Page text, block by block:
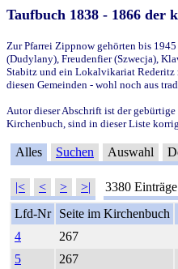
Taufbuch 1838 - 1866
Zur Pfarrei Zippnow gehörten bis
(Dudylany), Freudenfier (Szwecja),
Stabitz und ein Lokalvikariat Rederitz
diesen Gemeinden - wohl noch aus
Autor dieser Abschrift ist der
Kirchenbuch, sind in dieser Liste
Alles Suchen Auswahl
|< < > >| 3380
Lfd-Nr
Seite im Kirchenbuch
4
267
5
267